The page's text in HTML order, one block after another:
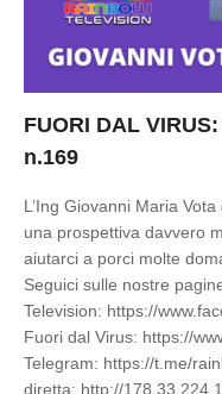
FUORI DAL
n.169
L’Ing Giovanni Maria
una prospettiva davvero
aiutarci a porci molte
Seguici sulle nostre
Television: https://
Fuori dal Virus: https://
Telegram: https://t.me/
diretta: http://